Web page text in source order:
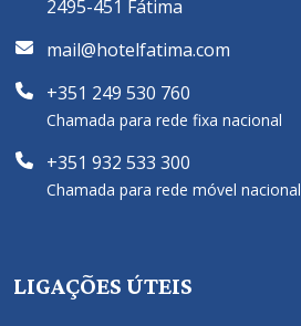
2495-451 Fátima
mail@hotelfatima.com
+351 249 530 760
Chamada para rede fixa nacional
+351 932 533 300
Chamada para rede móvel nacional
LIGAÇÕES ÚTEIS